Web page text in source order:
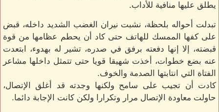
يطلق عليها منافية للأداب.
تبدلت أحواله بلحظة، نشبت نيران الغضب الشديد داخله، قبض
على كفها الممسك للهاتف حتى كاد أن يحطم عظامها من قوة
قبضته، إلا إنها دفعته برفق في صدره، تشير له بهدوء، ابتعدت
عنه بضع خطوات، أخذت شهيقا قويا حتى تتمثل داخلها مشاعر
الفتاة التي انتابتها الصدمة والخوف.
كادت أن تجيب على سامح ولكنها وجدته قد أغلق الإتصال،
حاولت معاودة الإتصال مرار وتكرارا ولكن كانت الإجابة دائما.